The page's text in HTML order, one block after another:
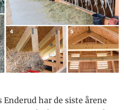
Enderud har de siste årene